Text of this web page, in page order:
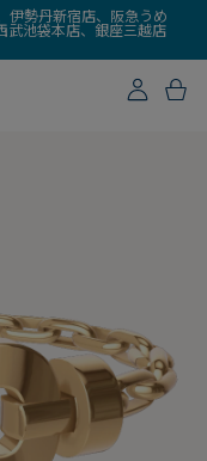
伊勢丹新宿店、阪急うめ
武池袋本店、銀座三越店